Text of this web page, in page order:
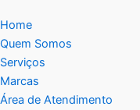
Home
Quem Somos
Serviços
Marcas
Área de Atendimento